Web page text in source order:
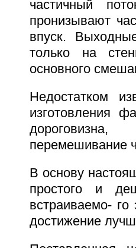
частичный
пронизывают
впуск.
только на
основного
Недостатком
изготовления
перемешивание
В основу
простого и
встраиваемо-
достижение